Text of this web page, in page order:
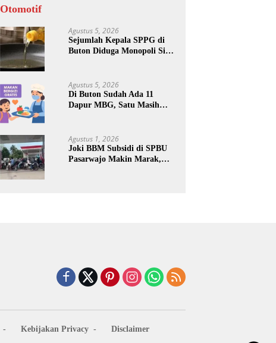
Otomotif
Agustus 5, 2026
Sejumlah Kepala SPPG di
Buton Diduga Monopoli Sisa
Keuntungan Pribadi
Agustus 5, 2026
Di Buton Sudah Ada 11
Dapur MBG, Satu Masih
Agustus 1, 2026
Joki BBM Subsidi di SPBU
Pasarwajo Makin Marak,
Kebijakan Privacy
Disclaimer